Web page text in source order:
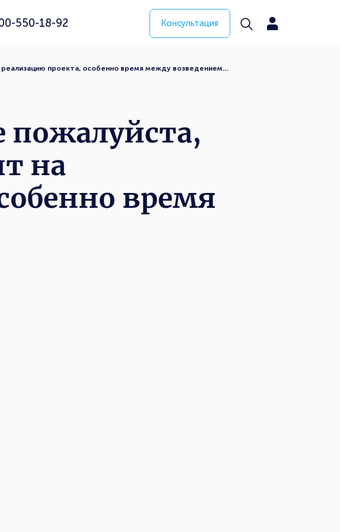
550-18-92 Консультация
проекта, особенно время между возведением…
пожалуйста,
на
время